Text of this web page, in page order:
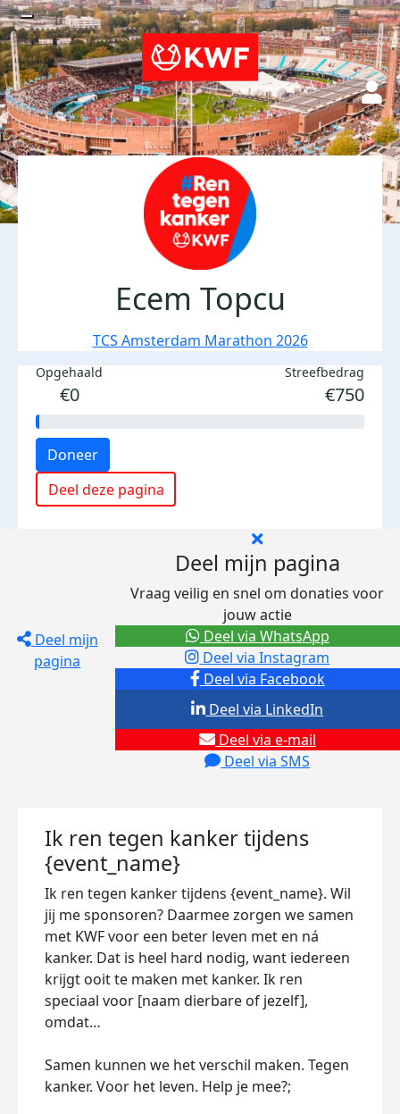
Ecem Topcu
TCS Amsterdam Marathon 2026
Opgehaald
€0
Streefbedrag
€750
Doneer
Deel deze pagina
Deel mijn
pagina
Deel mijn pagina
Vraag veilig en snel om donaties voor
jouw actie
Deel via Facebook
Deel via Instagram
Deel via e-mail
Deel via SMS
Deel via LinkedIn
Deel via WhatsApp
Ik ren tegen kanker tijdens
{event_name}
Ik ren tegen kanker tijdens {event_name}. Wil
jij me sponsoren? Daarmee zorgen we samen
met KWF voor een beter leven met en ná
kanker. Dat is heel hard nodig, want iedereen
krijgt ooit te maken met kanker. Ik ren
speciaal voor [naam dierbare of jezelf],
omdat…
Samen kunnen we het verschil maken. Tegen
kanker. Voor het leven. Help je mee?;